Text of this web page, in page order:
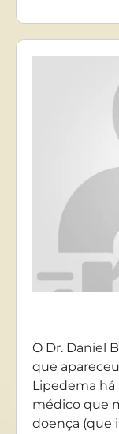
O Dr. Daniel
que
Lipedema há
médico que
doença (que